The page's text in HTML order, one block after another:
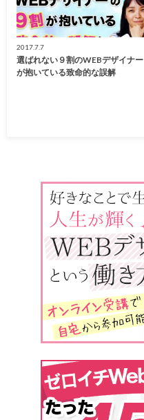
2017.7.7
選ばれない９割のWEBデザイナー
が抱いている致命的な誤解